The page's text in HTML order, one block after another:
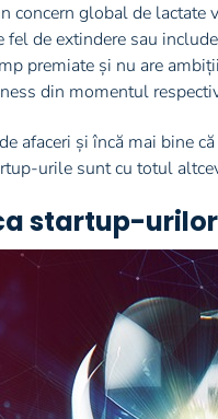
concern global de
fel de extindere sau
premiate și nu are
din momentul
afaceri și încă mai bine
urile sunt cu totul
startup-urilor